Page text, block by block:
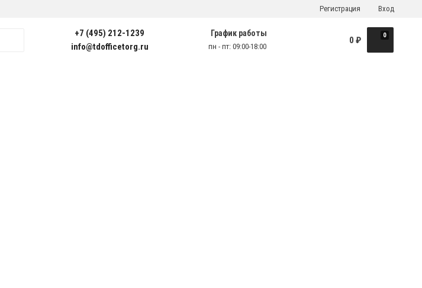
Регистрация Вход
+7 (495) 212-1239
info@tdofficetorg.ru
График работы
пн - пт: 09:00-18:00
0
0 ₽